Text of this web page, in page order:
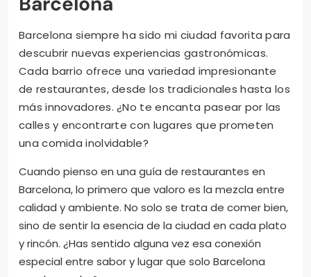
Barcelona siempre ha sido mi ciudad favorita para
descubrir nuevas experiencias gastronómicas.
Cada barrio ofrece una variedad impresionante
de restaurantes, desde los tradicionales hasta los
más innovadores. ¿No te encanta pasear por las
calles y encontrarte con lugares que prometen
una comida inolvidable?
Cuando pienso en una guía de restaurantes en
Barcelona, lo primero que valoro es la mezcla entre
calidad y ambiente. No solo se trata de comer bien,
sino de sentir la esencia de la ciudad en cada plato
y rincón. ¿Has sentido alguna vez esa conexión
especial entre sabor y lugar que solo Barcelona